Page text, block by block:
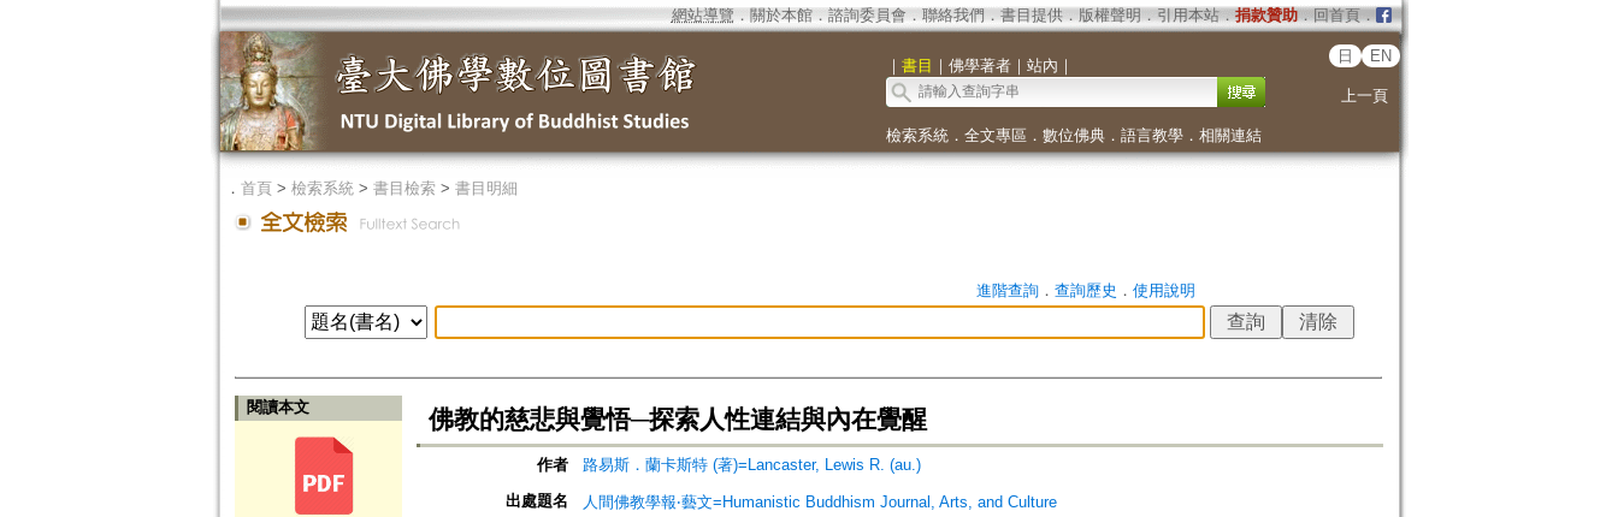
網站導覽 ． 關於本館． 諮詢委員會． 聯絡我們 ． 書目提供． 版權聲明 ． 引用本站． 捐款贊助．回首頁．
｜ 書目 ｜ 佛學著者｜ 站內 ｜
日 EN
上一頁
檢索系統． 全文專區 ． 數位佛典． 語言教學． 相關連結
． 首頁> 檢索系統> 書目檢索> 書目明細
進階查詢． 查詢歷史 ． 使用說明
閱讀本文 佛教的慈悲與覺悟─探索人性連結與內在覺醒
作者
路易斯．蘭卡斯特 (著)=Lancaster, Lewis R. (au.)
出處題名
人間佛教學報‧藝文=Humanistic Buddhism Journal, Arts, and Culture